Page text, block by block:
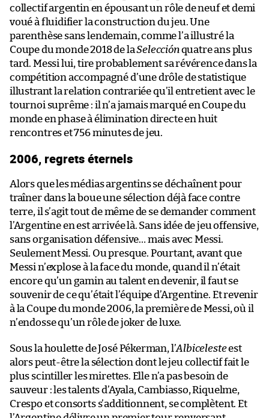
collectif argentin en épousant un rôle de neuf et demi
voué à fluidifier la construction du jeu. Une
parenthèse sans lendemain, comme l’a illustré la
Coupe du monde 2018 de laSelecciónquatre ans plus
tard. Messi lui, tire probablement sa révérence dans la
compétition accompagné d’une drôle de statistique
illustrant la relation contrariée qu’il entretient avec le
tournoi suprême : il n’a jamais marqué en Coupe du
monde en phase à élimination directe en huit
rencontres et 756 minutes de jeu.
2006, regrets éternels
Alors que les médias argentins se déchaînent pour
traîner dans la boue une sélection déjà face contre
terre, il s’agit tout de même de se demander comment
l’Argentine en est arrivée là. Sans idée de jeu offensive,
sans organisation défensive… mais avec Messi.
Seulement Messi. Ou presque. Pourtant, avant que
Messi n’explose à la face du monde, quand il n’était
encore qu’un gamin au talent en devenir, il faut se
souvenir de ce qu’était l’équipe d’Argentine. Et revenir
à la Coupe du monde 2006, la première de Messi, où il
n’endosse qu’un rôle de joker de luxe.
Sous la houlette de José Pékerman, l’Albicelesteest
alors peut-être la sélection dont le jeu collectif fait le
plus scintiller les mirettes. Elle n’a pas besoin de
sauveur : les talents d’Ayala, Cambiasso, Riquelme,
Crespo et consorts s’additionnent, se complètent. Et